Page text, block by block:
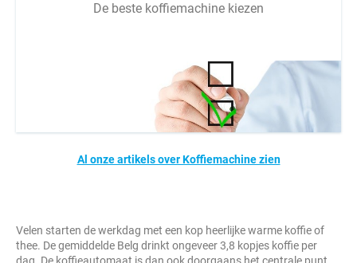
De beste koffiemachine kiezen
Al onze artikels over Koffiemachine zien
Velen starten de werkdag met een kop heerlijke warme koffie of
thee. De gemiddelde Belg drinkt ongeveer 3,8 kopjes koffie per